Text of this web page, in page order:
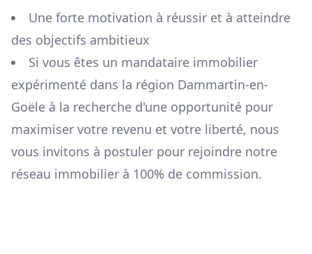
Une forte motivation à réussir et à atteindre
des objectifs ambitieux
Si vous êtes un mandataire immobilier
expérimenté dans la région Dammartin-en-
Goële à la recherche d'une opportunité pour
maximiser votre revenu et votre liberté, nous
vous invitons à postuler pour rejoindre notre
réseau immobilier à 100% de commission.